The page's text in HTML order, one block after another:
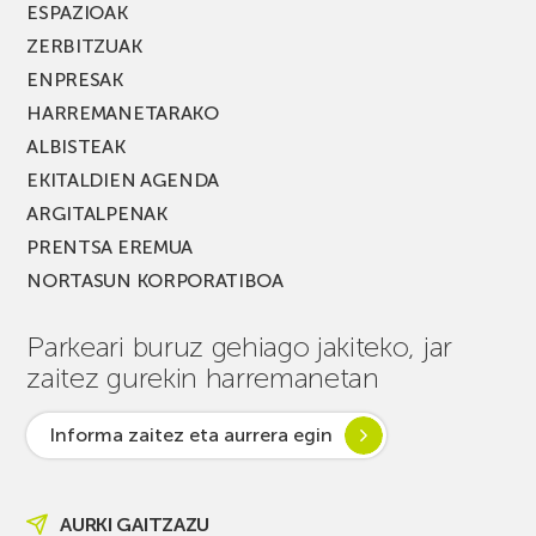
ESPAZIOAK
ZERBITZUAK
ENPRESAK
HARREMANETARAKO
ALBISTEAK
EKITALDIEN AGENDA
ARGITALPENAK
PRENTSA EREMUA
NORTASUN KORPORATIBOA
Parkeari buruz gehiago jakiteko, jar
zaitez gurekin harremanetan
Informa zaitez eta aurrera egin
AURKI GAITZAZU